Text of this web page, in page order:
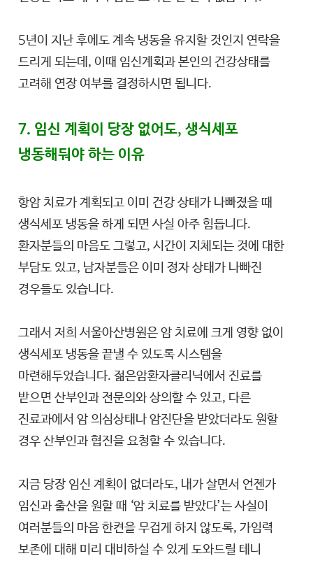
5년이 지난 후에도 계속 냉동을 유지할 것인지 연락을
드리게 되는데, 이때 임신계획과 본인의 건강상태를
고려해 연장 여부를 결정하시면 됩니다.
7. 임신 계획이 당장 없어도, 생식세포
냉동해둬야 하는 이유
항암 치료가 계획되고 이미 건강 상태가 나빠졌을 때
생식세포 냉동을 하게 되면 사실 아주 힘듭니다.
환자분들의 마음도 그렇고, 시간이 지체되는 것에 대한
부담도 있고, 남자분들은 이미 정자 상태가 나빠진
경우들도 있습니다.
그래서 저희 서울아산병원은 암 치료에 크게 영향 없이
생식세포 냉동을 끝낼 수 있도록 시스템을
마련해두었습니다. 젊은암환자클리닉에서 진료를
받으면 산부인과 전문의와 상의할 수 있고, 다른
진료과에서 암 의심상태나 암진단을 받았더라도 원할
경우 산부인과 협진을 요청할 수 있습니다.
지금 당장 임신 계획이 없더라도, 내가 살면서 언젠가
임신과 출산을 원할 때 ‘암 치료를 받았다’는 사실이
여러분들의 마음 한켠을 무겁게 하지 않도록, 가임력
보존에 대해 미리 대비하실 수 있게 도와드릴 테니